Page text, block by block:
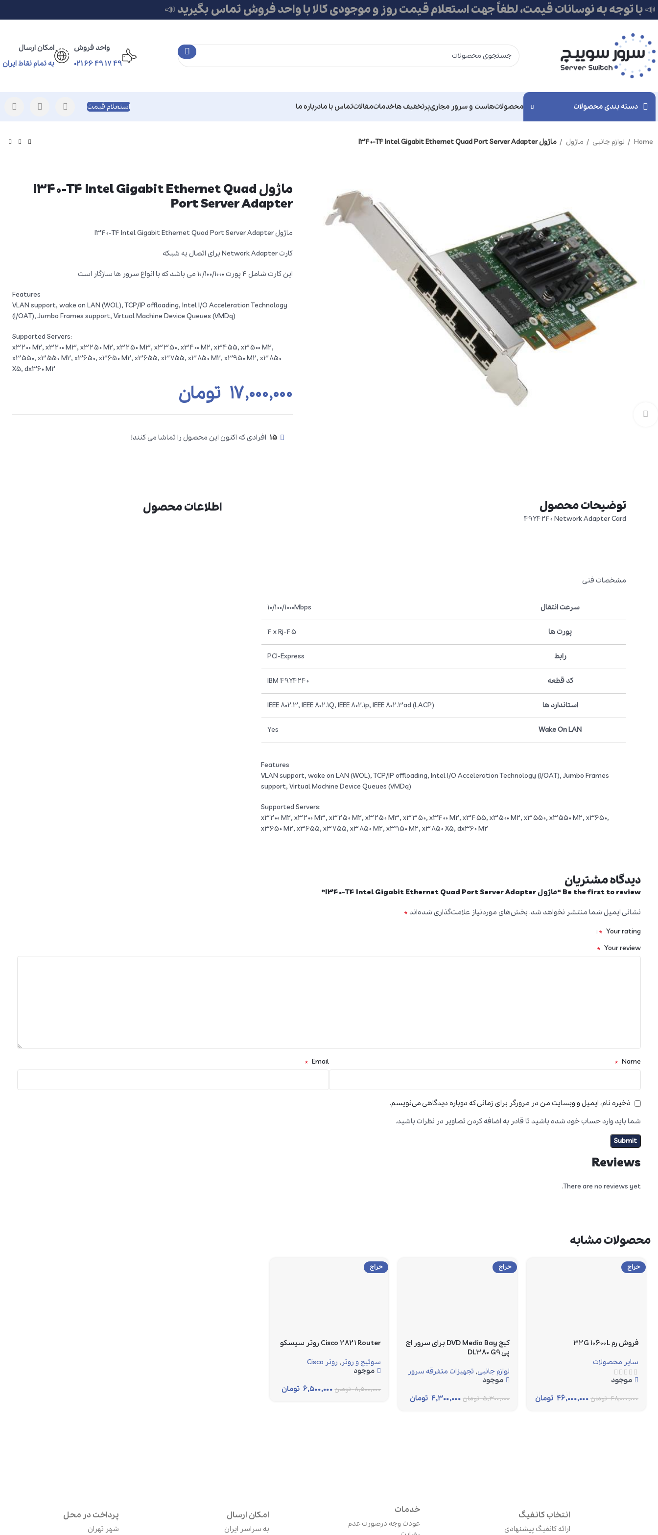
📣 با توجه به نوسانات قیمت، لطفاً جهت استعلام قیمت روز و موجودی کالا با واحد فروش تماس بگیرید 📣
واحد فروش
49 17 49 66 021
امکان ارسال
به تمام نقاط ایران
دسته بندی محصولات محصولاتهاست و سرور مجازیپرتخفیف هاخدماتمقالاتتماس با مادرباره ما استعلام قیمت
Home لوازم جانبی ماژول ماژول I340-T4 Intel Gigabit Ethernet Quad Port Server Adapter
ماژول I340-T4 Intel Gigabit Ethernet Quad
Port Server Adapter
ماژول I340-T4 Intel Gigabit Ethernet Quad Port Server Adapter
کارت Network Adapter برای اتصال به شبکه
این کارت شامل 4 پورت 10/100/1000 می باشد که با انواع سرور ها سازگار است
Features
VLAN support, wake on LAN (WOL), TCP/IP offloading, Intel I/O Acceleration Technology
(I/OAT), Jumbo Frames support, Virtual Machine Device Queues (VMDq)
Supported Servers:
x3200 M2, x3200 M3, x3250 M2, x3250 M3, x3350, x3400 M2, x3455, x3500 M2,
x3550, x3550 M2, x3650, x3650 M2, x3655, x3755, x3850 M2, x3950 M2, x3850
X5, dx360 M2
۱۷,۰۰۰,۰۰۰ تومان
15 افرادی که اکنون این محصول را تماشا می کنند!
توضیحات محصول
49Y4240 Network Adapter Card
مشخصات فنی
سرعت انتقال 10/100/1000Mbps
پورت ها 4 x Rj-45
رابط PCI-Express
کد قطعه IBM 49Y4240
استاندارد ها IEEE 802.3, IEEE 802.1Q, IEEE 802.1p, IEEE 802.3ad (LACP)
Wake On LAN
Yes
Features
VLAN support, wake on LAN (WOL), TCP/IP offloading, Intel I/O Acceleration Technology (I/OAT), Jumbo Frames
support, Virtual Machine Device Queues (VMDq)
Supported Servers:
x3200 M2, x3200 M3, x3250 M2, x3250 M3, x3350, x3400 M2, x3455, x3500 M2, x3550, x3550 M2, x3650,
x3650 M2, x3655, x3755, x3850 M2, x3950 M2, x3850 X5, dx360 M2
اطلاعات محصول
دیدگاه مشتریان
Reviews
There are no reviews yet.
Be the first to review “ماژول I340-T4 Intel Gigabit Ethernet Quad Port Server Adapter”
نشانی ایمیل شما منتشر نخواهد شد. بخش‌های موردنیاز علامت‌گذاری شده‌اند *
Your rating
*
Your review
*
Name
*
Email
*
ذخیره نام، ایمیل و وبسایت من در مرورگر برای زمانی که دوباره دیدگاهی می‌نویسم.
شما باید وارد حساب خود شده باشید تا قادر به اضافه کردن تصاویر در نظرات باشید.
محصولات مشابه
حراج
فروش رم ۳۲G ۱۰۶۰۰L
سایر محصولات
موجود
۴۸,۰۰۰,۰۰۰ تومان ۴۶,۰۰۰,۰۰۰ تومان
حراج
کیج DVD Media Bay برای سرور اچ
پی DL380 G9
لوازم جانبی, تجهیزات متفرقه سرور
موجود
۵,۳۰۰,۰۰۰ تومان ۴,۳۰۰,۰۰۰ تومان
حراج
Cisco 2821 Router روتر سیسکو
سوئیچ و روتر, روتر Cisco
موجود
۸,۵۰۰,۰۰۰ تومان ۶,۵۰۰,۰۰۰ تومان
انتخاب کانفیگ
ارائه کانفیگ پیشنهادی
خدمات
عودت وجه درصورت عدم
امکان ارسال
به سراسر ایران
پرداخت در محل
شهر تهران